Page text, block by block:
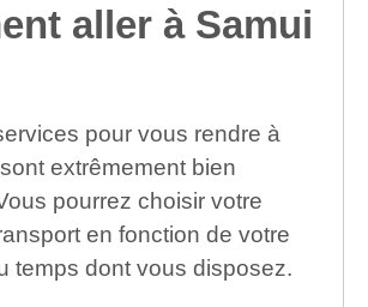
aller à Samui
pour vous rendre à
extrêmement bien
pourrez choisir votre
en fonction de votre
temps dont vous disposez.